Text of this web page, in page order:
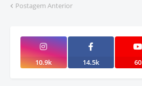
Postagem Anterior
10.9k 14.5k 60